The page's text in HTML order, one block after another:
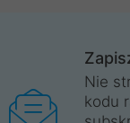
Wrocław,
Trzebnica, Opole.
ProLine to polska
Nie
kodu